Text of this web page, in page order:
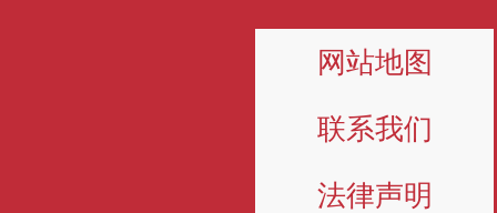
网站地图
联系我们
法律声明